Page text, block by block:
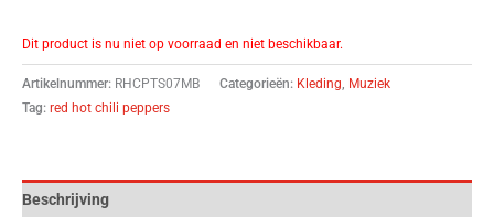
Dit product is nu niet op voorraad en niet beschikbaar.
Artikelnummer: RHCPTS07MB Categorieën: Kleding Muziek
Tag: red hot chili peppers
Beschrijving